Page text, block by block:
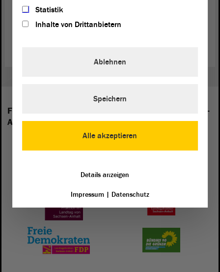
Am Ende der
Folgende Fraktionen sind im Landtag von Sachsen-
Anhalt vertreten:
Statistik
Inhalte von Drittanbietern
Alle akzeptieren
Ablehnen
Speichern
Details anzeigen
Impressum| Datenschutz